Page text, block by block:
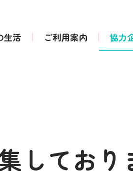
生活 ご利用案内 協力
しており